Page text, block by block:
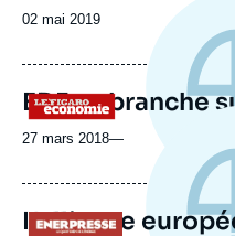
Date
publication
02 mai 2019
Logo
EDF se branche
27 mars 2018—
Logo
L'alliance